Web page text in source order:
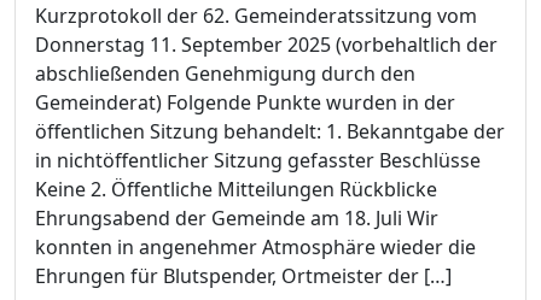
Kurzprotokoll der 62. Gemeinderatssitzung vom
Donnerstag 11. September 2025 (vorbehaltlich der
abschließenden Genehmigung durch den
Gemeinderat) Folgende Punkte wurden in der
öffentlichen Sitzung behandelt: 1. Bekanntgabe der
in nichtöffentlicher Sitzung gefasster Beschlüsse
Keine 2. Öffentliche Mitteilungen Rückblicke
Ehrungsabend der Gemeinde am 18. Juli Wir
konnten in angenehmer Atmosphäre wieder die
Ehrungen für Blutspender, Ortmeister der […]